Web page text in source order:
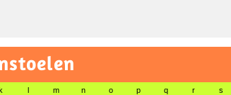
l m n o p q r s